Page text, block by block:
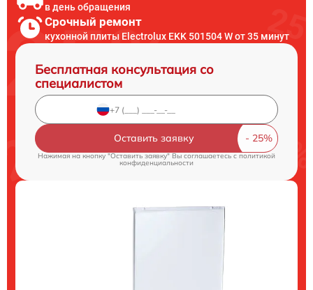
в день обращения
Срочный ремонт
кухонной плиты Electrolux EKK 501504 W от 35 минут
Бесплатная консультация со
специалистом
Оставить заявку
Нажимая на кнопку "Оставить заявку" Вы соглашаетесь c политикой
конфиденциальности